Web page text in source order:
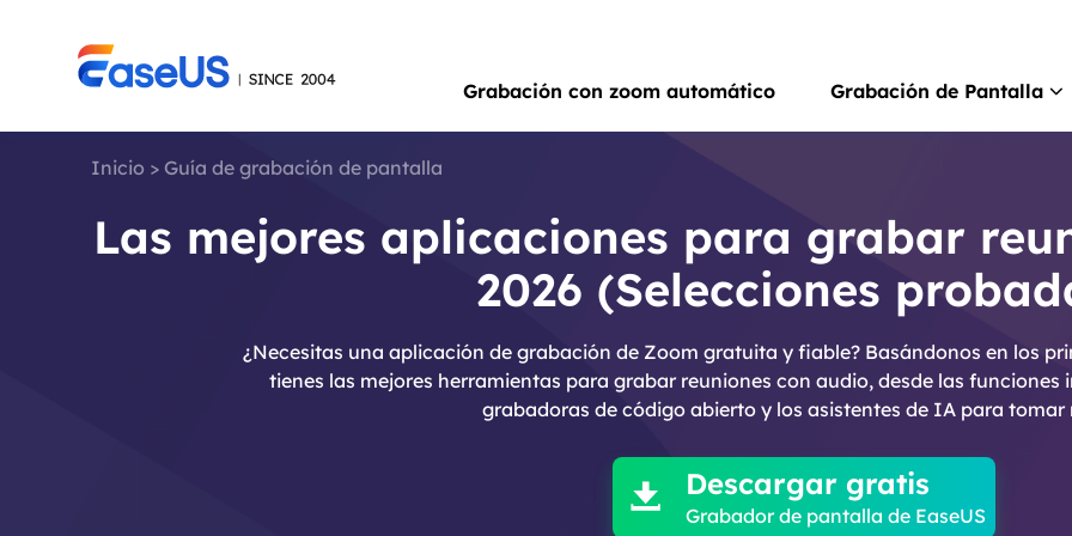
Grabación con zoom automático Grabación de Pantalla
Inicio > Guía de grabación de pantalla
Las mejores aplicaciones para grabar
2026 (Selecciones
¿Necesitas una aplicación de grabación de Zoom gratuita y fiable? Basándonos en los
tienes las mejores herramientas para grabar reuniones con audio, desde las funciones
grabadoras de código abierto y los asistentes de IA para tomar

 Descargar gratis
Grabador de pantalla de EaseUS